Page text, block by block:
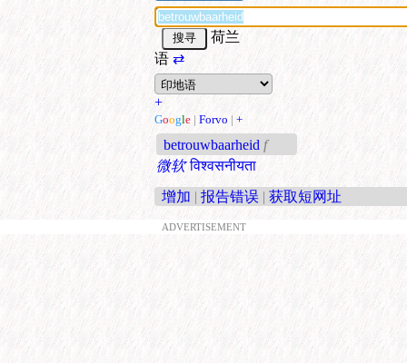
荷兰
语 ⇄
+
Google | Forvo | +
betrouwbaarheid f
微软 विश्वसनीयता
增加 | 报告错误 | 获取短网址
ADVERTISEMENT